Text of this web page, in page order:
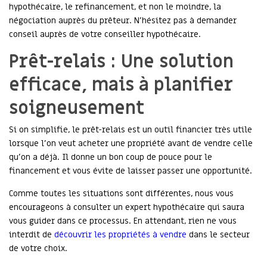
hypothécaire, le refinancement, et non le moindre, la
négociation auprès du prêteur. N’hésitez pas à demander
conseil auprès de votre conseiller hypothécaire.
Prêt-relais : Une solution
efficace, mais à planifier
soigneusement
Si on simplifie, le prêt-relais est un outil financier très utile
lorsque l’on veut acheter une propriété avant de vendre celle
qu’on a déjà. Il donne un bon coup de pouce pour le
financement et vous évite de laisser passer une opportunité.
Comme toutes les situations sont différentes, nous vous
encourageons à consulter un expert hypothécaire qui saura
vous guider dans ce processus. En attendant, rien ne vous
interdit de découvrir les propriétés à vendre dans le secteur
de votre choix.